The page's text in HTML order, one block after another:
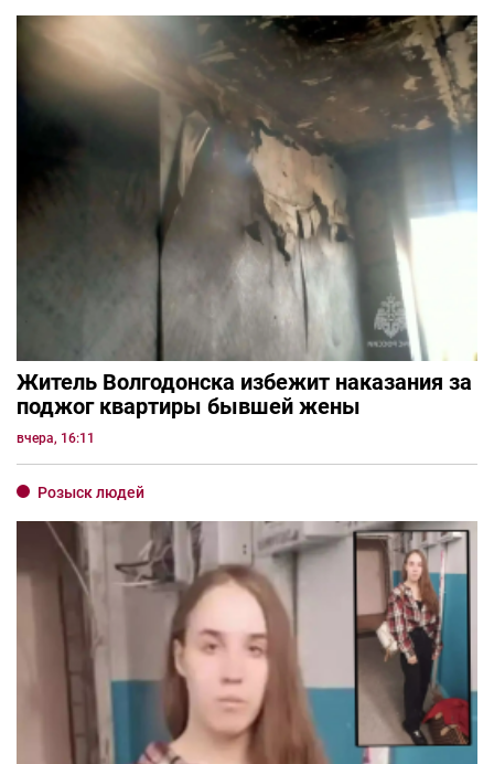
Житель Волгодонска избежит наказания за
поджог квартиры бывшей жены
вчера, 16:11
Розыск людей